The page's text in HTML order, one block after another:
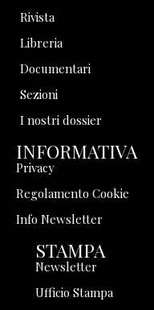
Rivista
Libreria
Documentari
Sezioni
I nostri dossier
INFORMATIVA
Privacy
Regolamento Cookie
Info Newsletter
STAMPA
Newsletter
Ufficio Stampa